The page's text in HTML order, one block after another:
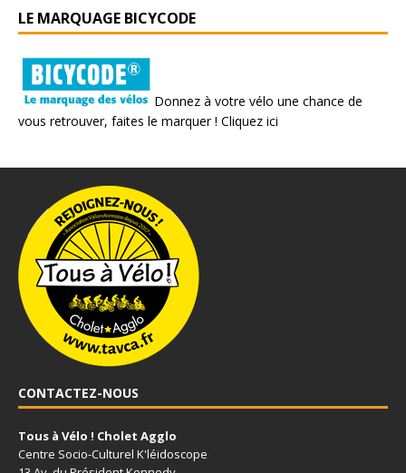
LE MARQUAGE BICYCODE
Donnez à votre vélo une chance de
vous retrouver, faites le marquer ! Cliquez ici
CONTACTEZ-NOUS
Tous à Vélo ! Cholet Agglo
Centre Socio-Culturel K'léidoscope